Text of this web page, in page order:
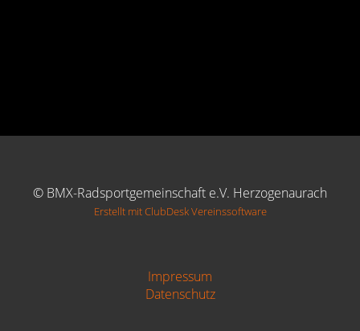
© BMX-Radsportgemeinschaft e.V. Herzogenaurach
Erstellt mit ClubDesk Vereinssoftware
Impressum
Datenschutz